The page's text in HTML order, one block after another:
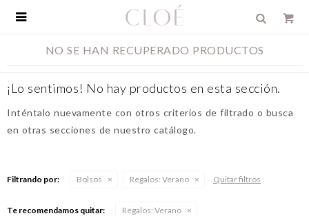

NO SE HAN RECUPERADO PRODUCTOS
¡Lo sentimos! No hay productos en esta sección.
Inténtalo nuevamente con otros criterios de filtrado o busca
en otras secciones de nuestro catálogo.
Filtrando por: Bolsos Regalos: Verano Quitar filtros
Te recomendamos quitar: Regalos: Verano